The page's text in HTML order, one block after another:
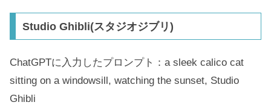
Studio Ghibli(スタジオジブリ)
ChatGPTに入力したプロンプト：a sleek calico cat
sitting on a windowsill, watching the sunset, Studio
Ghibli